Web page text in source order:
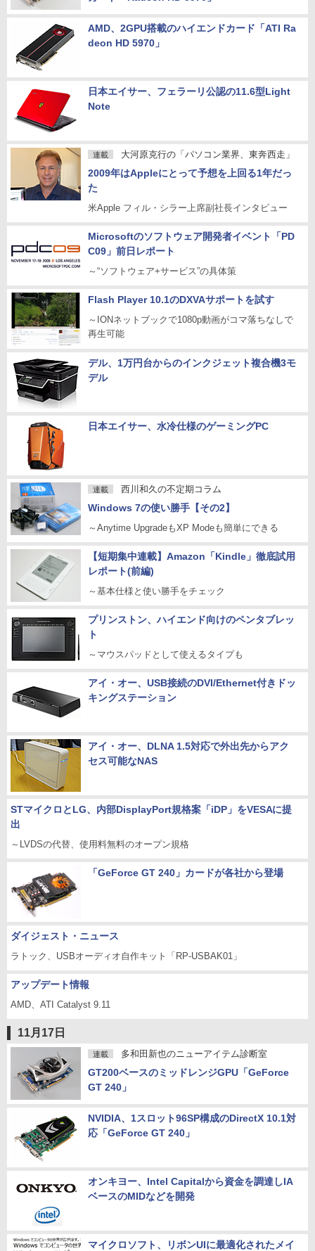
AMD、2GPU搭載のハイエンドカード「ATI Ra
deon HD 5970」
日本エイサー、フェラーリ公認の11.6型Light
Note
連載 大河原克行の「パソコン業界、東奔西走」
2009年はAppleにとって予想を上回る1年だっ
た
米Apple フィル・シラー上席副社長インタビュー
Microsoftのソフトウェア開発者イベント「PD
C09」前日レポート
～“ソフトウェア+サービス”の具体策
Flash Player 10.1のDXVAサポートを試す
～IONネットブックで1080p動画がコマ落ちなしで
再生可能
デル、1万円台からのインクジェット複合機3モ
デル
日本エイサー、水冷仕様のゲーミングPC
連載 西川和久の不定期コラム
Windows 7の使い勝手【その2】
～Anytime UpgradeもXP Modeも簡単にできる
【短期集中連載】Amazon「Kindle」徹底試用
レポート(前編)
～基本仕様と使い勝手をチェック
プリンストン、ハイエンド向けのペンタブレッ
ト
～マウスパッドとして使えるタイプも
アイ・オー、USB接続のDVI/Ethernet付きドッ
キングステーション
アイ・オー、DLNA 1.5対応で外出先からアク
セス可能なNAS
STマイクロとLG、内部DisplayPort規格案「iDP」をVESAに提
出
～LVDSの代替、使用料無料のオープン規格
「GeForce GT 240」カードが各社から登場
ダイジェスト・ニュース
ラトック、USBオーディオ自作キット「RP-USBAK01」
アップデート情報
AMD、ATI Catalyst 9.11
11月17日
連載 多和田新也のニューアイテム診断室
GT200ベースのミッドレンジGPU「GeForce
GT 240」
NVIDIA、1スロット96SP構成のDirectX 10.1対
応「GeForce GT 240」
オンキヨー、Intel Capitalから資金を調達しIA
ベースのMIDなどを開発
マイクロソフト、リボンUIに最適化されたメイ